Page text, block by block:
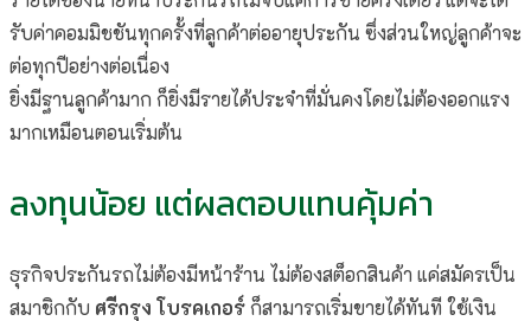
รับค่าคอมมิชชันทุกครั้งที่ลูกค้าต่ออายุประกัน ซึ่งส่วนใหญ่ลูกค้าจะ
ต่อทุกปีอย่างต่อเนื่อง
ยิ่งมีฐานลูกค้ามาก ก็ยิ่งมีรายได้ประจำที่มั่นคงโดยไม่ต้องออกแรง
มากเหมือนตอนเริ่มต้น
ลงทุนน้อย แต่ผลตอบแทนคุ้มค่า
ธุรกิจประกันรถไม่ต้องมีหน้าร้าน ไม่ต้องสต็อกสินค้า แค่สมัครเป็น
สมาชิกกับ ศรีกรุง โบรคเกอร์ก็สามารถเริ่มขายได้ทันที ใช้เงิน